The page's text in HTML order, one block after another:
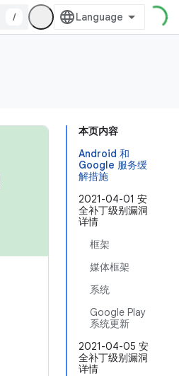
/
本页内容
Android 和
Google 服务缓
解措施
2021-04-01 安
全补丁级别漏洞
详情
框架
媒体框架
系统
Google Play
系统更新
2021-04-05 安
全补丁级别漏洞
详情